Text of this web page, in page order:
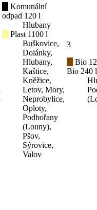
Komunální
odpad 120 l
Hlubany
Plast 1100 l
Buškovice,
Dolánky,
Hlubany,
Kaštice,
Kněžice,
Letov, Mory,
Neprobylice,
Oploty,
Podbořany
(Louny),
Pšov,
Sýrovice,
Valov
3
Bio
Bio 240 l